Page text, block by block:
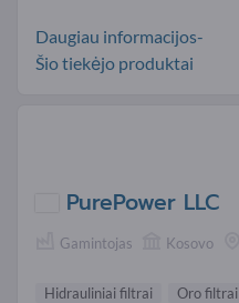
Daugiau informacijos-
Šio tiekėjo produktai
PurePower LLC
Gamintojas Kosovo
Hidrauliniai filtrai Oro filtrai